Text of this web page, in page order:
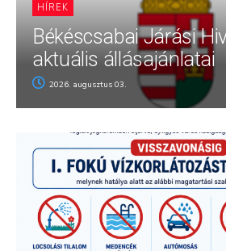
HÍREK
Békéscsabai Járási
aktuális állásajánlatai
2026. augusztus 03.